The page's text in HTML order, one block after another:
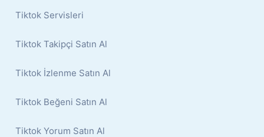
Tiktok Servisleri
Tiktok Takipçi Satın Al
Tiktok İzlenme Satın Al
Tiktok Beğeni Satın Al
Tiktok Yorum Satın Al